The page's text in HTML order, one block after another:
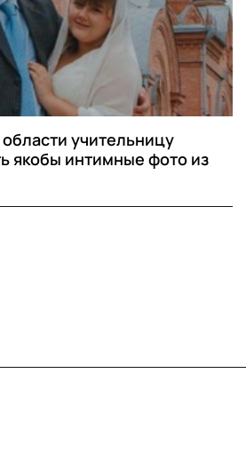
учительницу
якобы интимные фото из